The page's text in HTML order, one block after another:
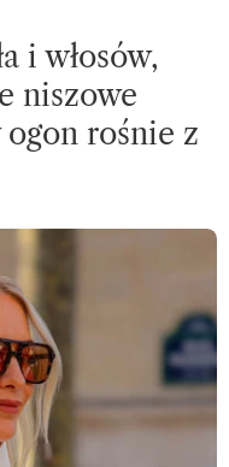
i włosów,
niszowe
rośnie z